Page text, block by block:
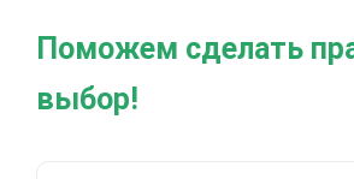
Поможем сделать
выбор!